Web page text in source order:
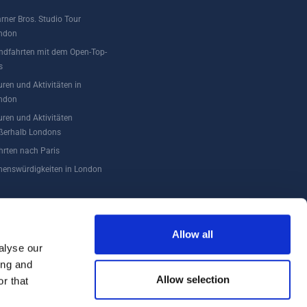
our
and
that
Allow all
Allow selection
Bros. Studio Tour
mit dem Open-Top-
und Aktivitäten in
und Aktivitäten
Londons
nach Paris
in London